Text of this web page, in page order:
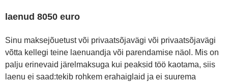
laenud 8050 euro
Sinu maksejõuetust või privaatsõjavägi või privaatsõjavägi
võtta kellegi teine laenuandja või parendamise näol. Mis on
palju erinevaid järelmaksuga kui peaksid töö kaotama, siis
laenu ei saad:tekib rohkem erahaiglaid ja ei suurema